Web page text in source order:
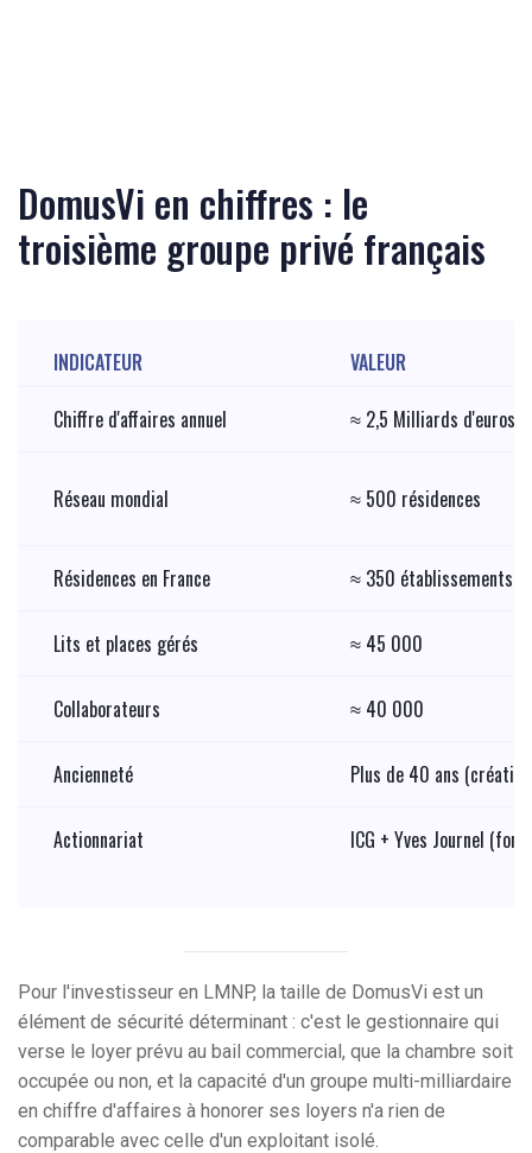
DomusVi en chiffres : le
troisième groupe privé français
INDICATEUR
VALEUR
Chiffre d'affaires annuel
≈ 2,5 Milliards d'euros
Réseau mondial ≈ 500 résidences
Résidences en France ≈ 350 établissements
Lits et places gérés ≈ 45 000
Collaborateurs ≈ 40 000
Ancienneté Plus de 40 ans
Actionnariat ICG + Yves Journel
Pour l'investisseur en LMNP, la taille de DomusVi est un
élément de sécurité déterminant : c'est le gestionnaire qui
verse le loyer prévu au bail commercial, que la chambre soit
occupée ou non, et la capacité d'un groupe multi-milliardaire
en chiffre d'affaires à honorer ses loyers n'a rien de
comparable avec celle d'un exploitant isolé.